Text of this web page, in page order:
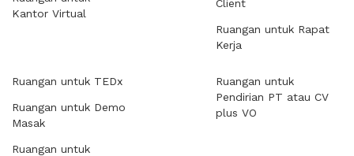
Kantor Virtual
Client
Ruangan untuk Rapat
Kerja
Ruangan untuk TEDx
Ruangan untuk Demo
Masak
Ruangan untuk
Ruangan untuk
Pendirian PT atau CV
plus VO